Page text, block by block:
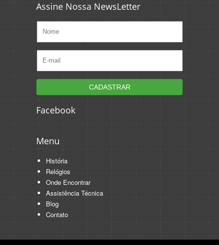
Assine Nossa NewsLetter
Facebook
Menu
História
Relógios
Onde Encontrar
Assistência Técnica
Blog
Contato